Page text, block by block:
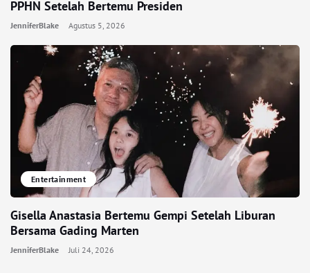
PPHN Setelah Bertemu Presiden
JenniferBlake Agustus 5, 2026
Entertainment
Gisella Anastasia Bertemu Gempi Setelah Liburan
Bersama Gading Marten
JenniferBlake Juli 24, 2026